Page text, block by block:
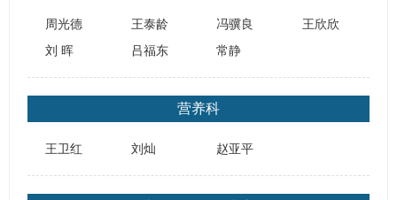
周光德 王泰龄 冯骥良
王欣欣
刘 晖
吕福东 常静
营养科
王卫红 刘灿 赵亚平